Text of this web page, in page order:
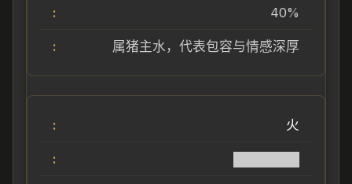
40%
属猪主水，代表包容与情感深厚
火